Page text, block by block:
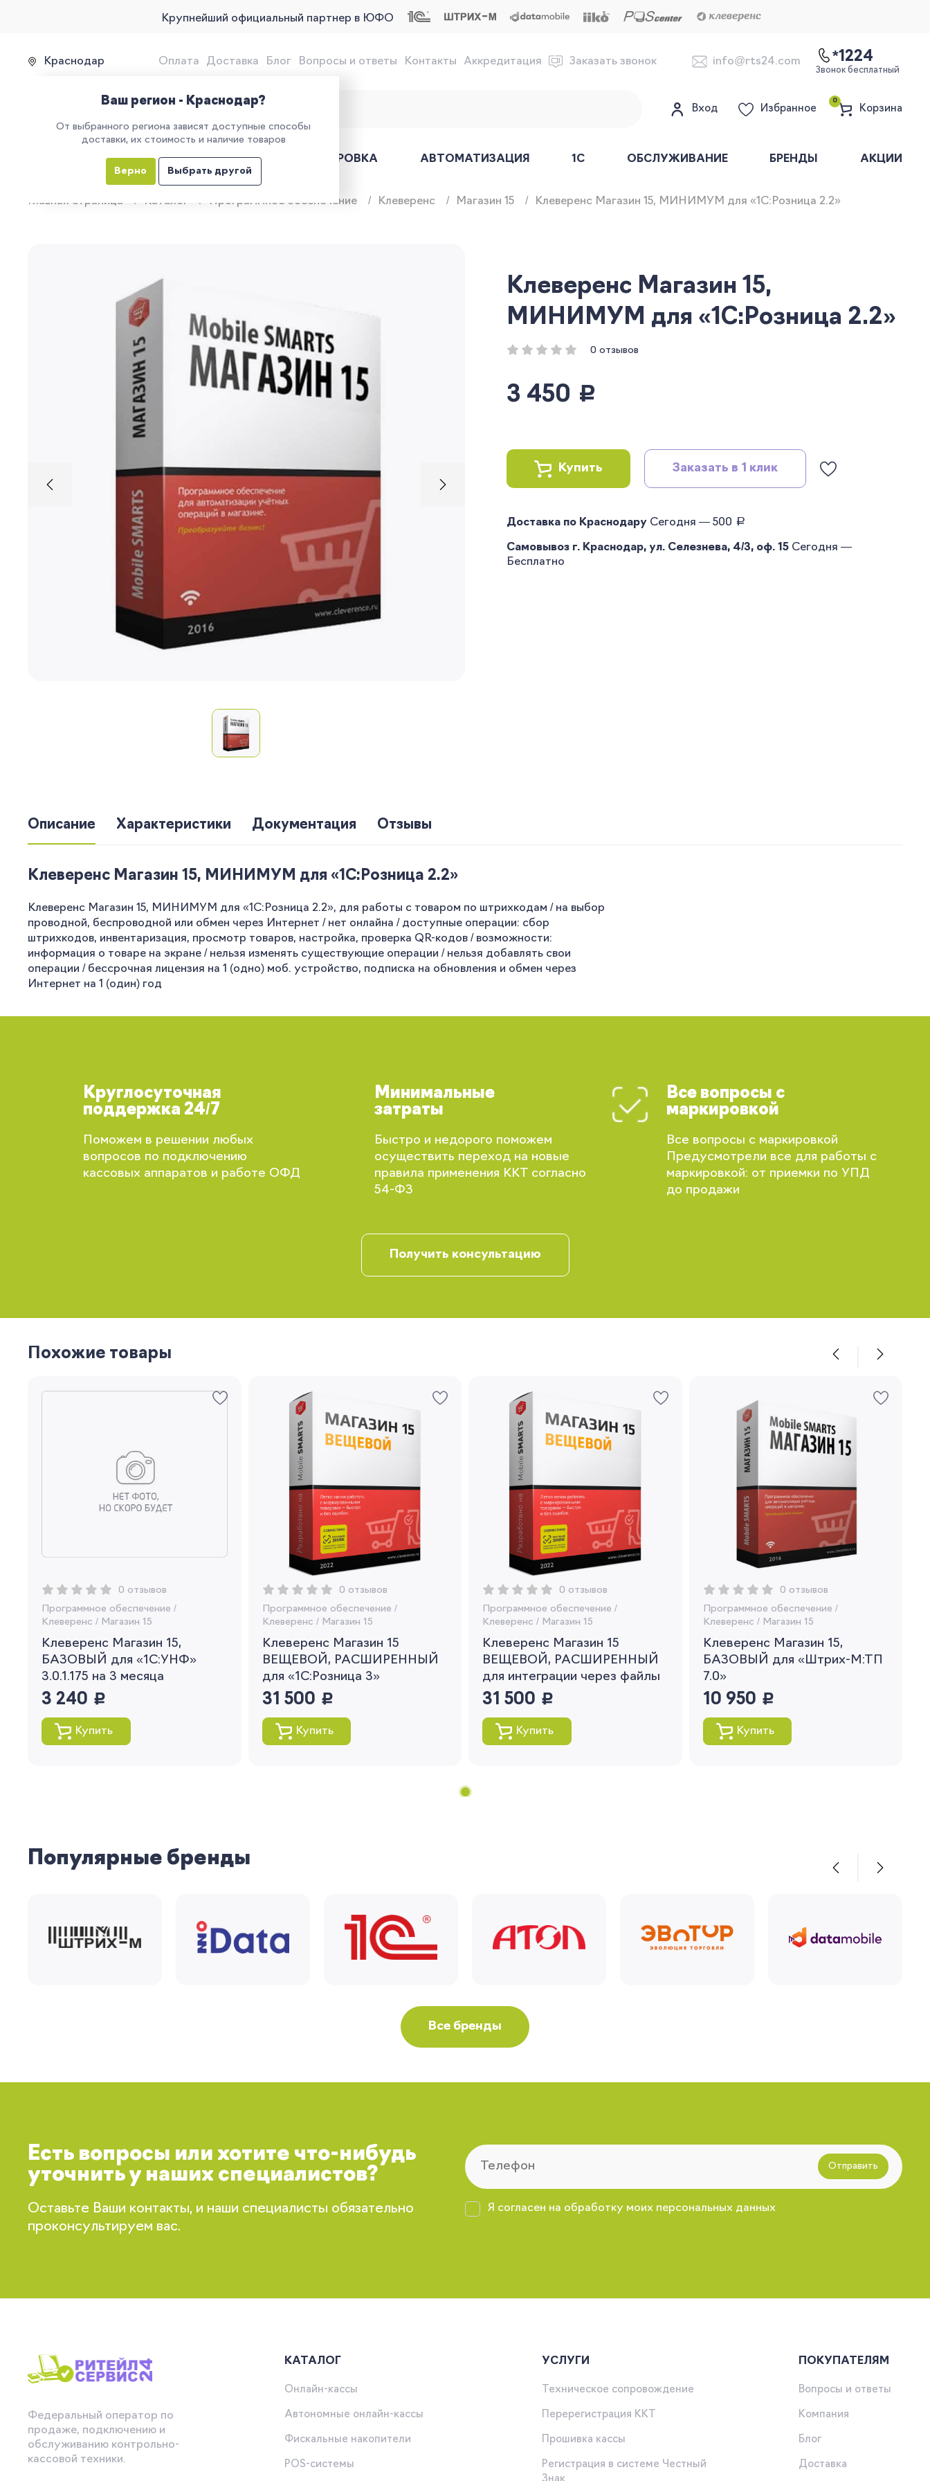
Крупнейший официальный партнер в ЮФО
Краснодар Оплата Доставка Блог Вопросы и ответы Контакты Аккредитация Заказать звонок info@rts24.com *1224
Звонок бесплатный
Продажа, подключение и обслуживание онлайн-касс
Вход Избранное
0
Корзина
УСЛУГИ ЕГАИС МАРКИРОВКА АВТОМАТИЗАЦИЯ 1С ОБСЛУЖИВАНИЕ БРЕНДЫ АКЦИИ
Главная страница Каталог Программное обеспечение Клеверенс Магазин 15 Клеверенс Магазин 15, МИНИМУМ для «1С:Розница 2.2»
Клеверенс Магазин 15,
МИНИМУМ для «1С:Розница 2.2»
0 отзывов
3 450 руб.
Купить Заказать в 1 клик
Доставка по Краснодару Сегодня — 500 руб.
Самовывоз г. Краснодар, ул. Селезнева, 4/3, оф. 15 Сегодня —
Бесплатно
Описание Характеристики Документация Отзывы
Клеверенс Магазин 15, МИНИМУМ для «1С:Розница 2.2»
Клеверенс Магазин 15, МИНИМУМ для «1С:Розница 2.2», для работы с товаром по штрихкодам / на выбор
проводной, беспроводной или обмен через Интернет / нет онлайна / доступные операции: сбор
штрихкодов, инвентаризация, просмотр товаров, настройка, проверка QR-кодов / возможности:
информация о товаре на экране / нельзя изменять существующие операции / нельзя добавлять свои
операции / бессрочная лицензия на 1 (одно) моб. устройство, подписка на обновления и обмен через
Интернет на 1 (один) год
Круглосуточная
поддержка 24/7
Поможем в решении любых
вопросов по подключению
кассовых аппаратов и работе ОФД
Минимальные
затраты
Быстро и недорого поможем
осуществить переход на новые
правила применения ККТ согласно
54-ФЗ
Все вопросы с
маркировкой
Все вопросы с маркировкой
Предусмотрели все для работы с
маркировкой: от приемки по УПД
до продажи
Получить консультацию
Похожие товары
0 отзывов
Программное обеспечение /
Клеверенс / Магазин 15
Клеверенс Магазин 15,
БАЗОВЫЙ для «1С:УНФ»
3.0.1.175 на 3 месяца
3 240 руб.
Купить
0 отзывов
Программное обеспечение /
Клеверенс / Магазин 15
Клеверенс Магазин 15
ВЕЩЕВОЙ, РАСШИРЕННЫЙ
для «1С:Розница 3»
31 500 руб.
Купить
0 отзывов
Программное обеспечение /
Клеверенс / Магазин 15
Клеверенс Магазин 15
ВЕЩЕВОЙ, РАСШИРЕННЫЙ
для интеграции через файлы
31 500 руб.
Купить
0 отзывов
Программное обеспечение /
Клеверенс / Магазин 15
Клеверенс Магазин 15,
БАЗОВЫЙ для «Штрих-М:ТП
7.0»
10 950 руб.
Купить
Популярные бренды
Все бренды
Есть вопросы или хотите что-нибудь
уточнить у наших специалистов?
Оставьте Ваши контакты, и наши специалисты обязательно
проконсультируем вас.
Отправить
Я согласен на обработку моих персональных данных
Федеральный оператор по
продаже, подключению и
обслуживанию контрольно-
кассовой техники.
КАТАЛОГ
Онлайн-кассы
Автономные онлайн-кассы
Фискальные накопители
POS-системы
УСЛУГИ
Техническое сопровождение
Перерегистрация ККТ
Прошивка кассы
Регистрация в системе Честный
ПОКУПАТЕЛЯМ
Вопросы и ответы
Компания
Блог
Доставка
Вы сможете отслеживать статус своих
заказов и получать индивидуальные
рекомендации
Я согласен на обработку моих
Вернуться
Вы сможете отслеживать статус своих
заказов и получать индивидуальные
Ваш регион - Краснодар?
От выбранного региона зависят доступные способы
доставки, их стоимость и наличие товаров
Верно Выбрать другой